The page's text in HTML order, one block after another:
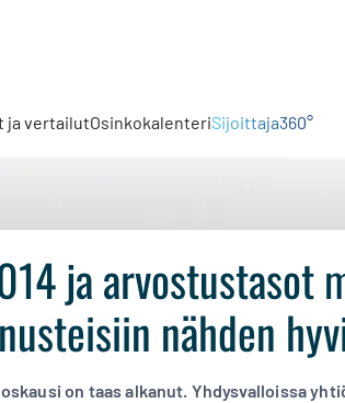
ja vertailutOsinkokalenteriSijoittaja360°
ja
nähden
on taas alkanut. Yhdysvalloissa